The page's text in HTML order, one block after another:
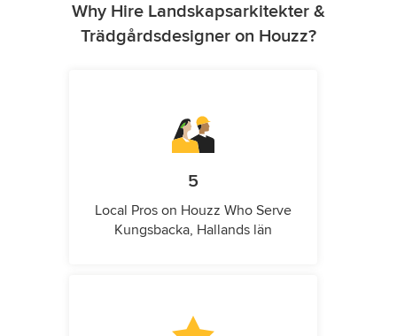
Why Hire Landskapsarkitekter &
Trädgårdsdesigner on Houzz?
5
Local Pros on Houzz Who Serve
Kungsbacka, Hallands län